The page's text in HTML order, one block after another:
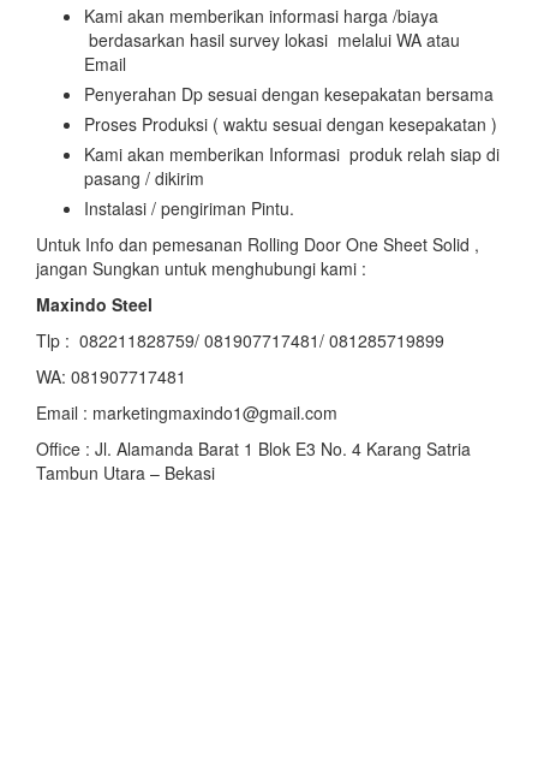
Kami akan memberikan informasi harga /biaya
berdasarkan hasil survey lokasi melalui WA atau
Email
Penyerahan Dp sesuai dengan kesepakatan bersama
Proses Produksi ( waktu sesuai dengan kesepakatan )
Kami akan memberikan Informasi produk relah siap di
pasang / dikirim
Instalasi / pengiriman Pintu.
Untuk Info dan pemesanan Rolling Door One Sheet Solid ,
jangan Sungkan untuk menghubungi kami :
Maxindo Steel
Tlp : 082211828759/ 081907717481/ 081285719899
WA: 081907717481
Email : marketingmaxindo1@gmail.com
Office : Jl. Alamanda Barat 1 Blok E3 No. 4 Karang Satria
Tambun Utara – Bekasi